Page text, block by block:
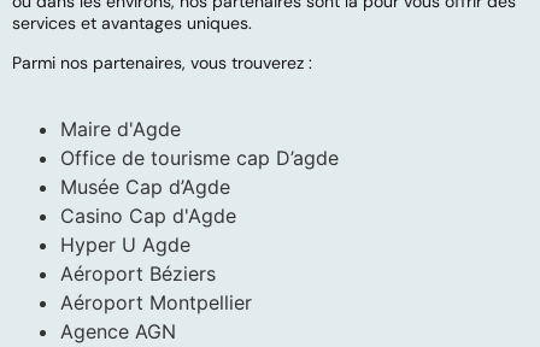
services et avantages uniques.
Parmi nos partenaires, vous trouverez :
Maire d'Agde
Office de tourisme cap D’agde
Musée Cap d’Agde
Casino Cap d'Agde
Hyper U Agde
Aéroport Béziers
Aéroport Montpellier
Agence AGN